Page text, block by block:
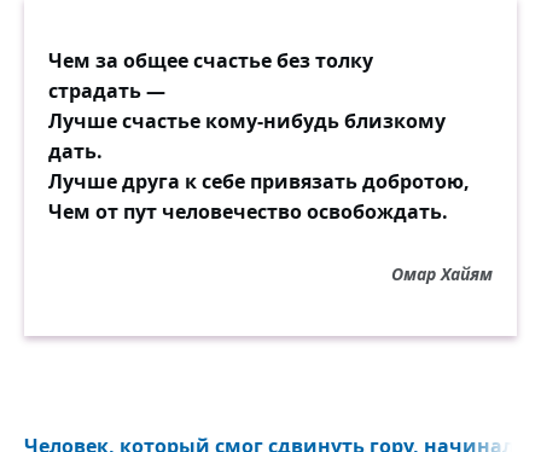
Чем за общее счастье без толку
страдать —
Лучше счастье кому-нибудь близкому
дать.
Лучше друга к себе привязать добротою,
Чем от пут человечество освобождать.
Омар Хайям
Человек, который смог сдвинуть гору, начинал с